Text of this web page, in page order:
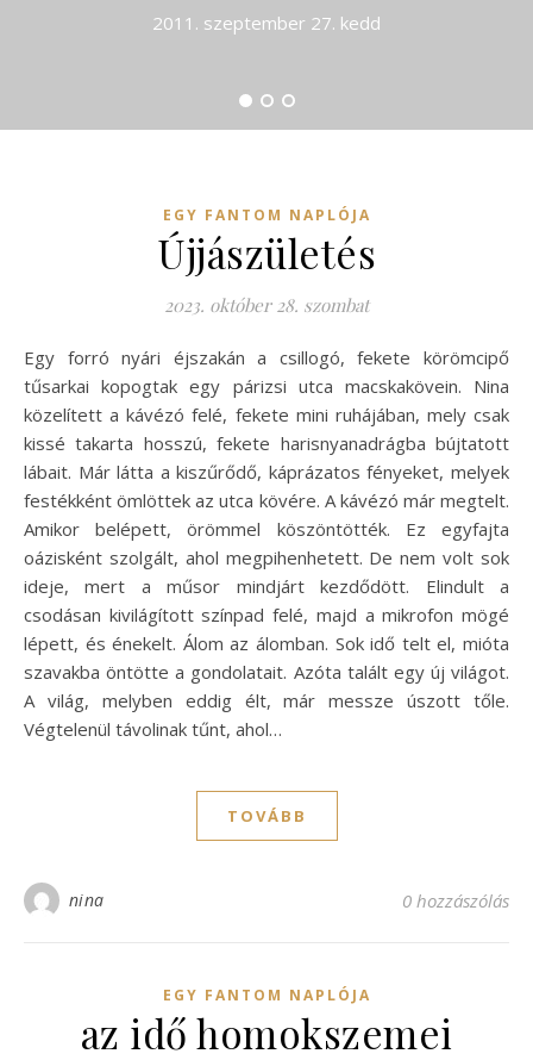
2011. szeptember 27. kedd
EGY FANTOM NAPLÓJA
Újjászületés
2023. október 28. szombat
Egy forró nyári éjszakán a csillogó, fekete körömcipő
tűsarkai kopogtak egy párizsi utca macskakövein. Nina
közelített a kávézó felé, fekete mini ruhájában, mely csak
kissé takarta hosszú, fekete harisnyanadrágba bújtatott
lábait. Már látta a kiszűrődő, káprázatos fényeket, melyek
festékként ömlöttek az utca kövére. A kávézó már megtelt.
Amikor belépett, örömmel köszöntötték. Ez egyfajta
oázisként szolgált, ahol megpihenhetett. De nem volt sok
ideje, mert a műsor mindjárt kezdődött. Elindult a
csodásan kivilágított színpad felé, majd a mikrofon mögé
lépett, és énekelt. Álom az álomban. Sok idő telt el, mióta
szavakba öntötte a gondolatait. Azóta talált egy új világot.
A világ, melyben eddig élt, már messze úszott tőle.
Végtelenül távolinak tűnt, ahol…
TOVÁBB
nina 0 hozzászólás
EGY FANTOM NAPLÓJA
az idő homokszemei